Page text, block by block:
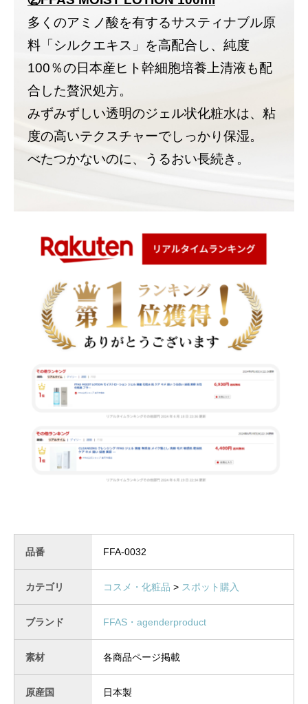
多くのアミノ酸を有するサスティナブル原
料「シルクエキス」を高配合し、純度
100％の日本産ヒト幹細胞培養上清液も配
合した贅沢処方。
みずみずしい透明のジェル状化粧水は、粘
度の高いテクスチャーでしっかり保湿。
べたつかないのに、うるおい長続き。
品番 FFA-0032
カテゴリ コスメ・化粧品 > スポット購入
ブランド FFAS・agenderproduct
素材 各商品ページ掲載
原産国 日本製